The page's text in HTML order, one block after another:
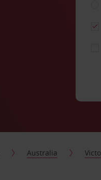
Australia